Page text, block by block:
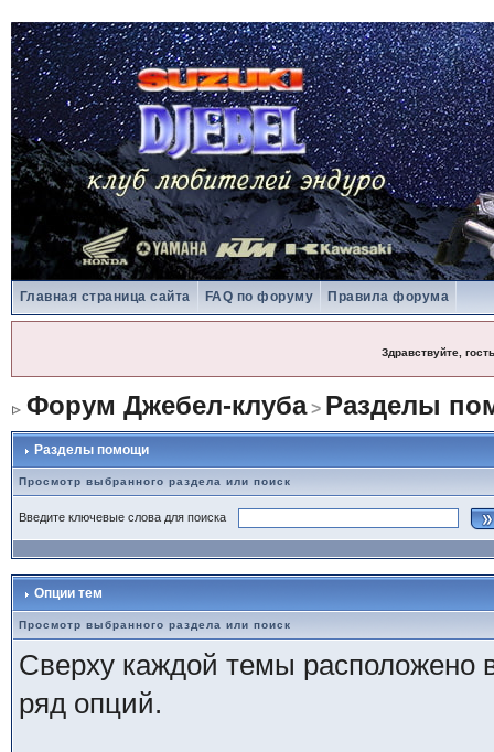
Главная страница сайта FAQ по форуму Правила форума
Здравствуйте, гость
Форум Джебел-клуба> Разделы
Разделы помощи
Просмотр выбранного раздела или поиск
Введите ключевые слова для поиска
Опции тем
Просмотр выбранного раздела или поиск
Сверху каждой темы
ряд опций.